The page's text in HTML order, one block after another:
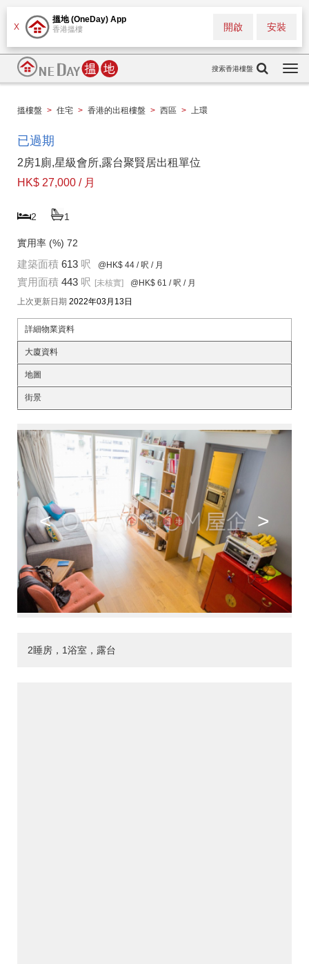
X
搵地 (OneDay) App
香港搵樓 安裝
開啟
搜索香港樓盤
搵樓盤 > 住宅 > 香港的出租樓盤 > 西區 > 上環
已過期
2房1廁,星級會所,露台聚賢居出租單位
HK$ 27,000 / 月
2 1
實用率 (%) 72
建築面積 613 呎 @HK$ 44 / 呎 / 月
實用面積 443 呎 [未核實] @HK$ 61 / 呎 / 月
上次更新日期 2022年03月13日
詳細物業資料
大廈資料
地圖
街景
< >
2睡房，1浴室，露台